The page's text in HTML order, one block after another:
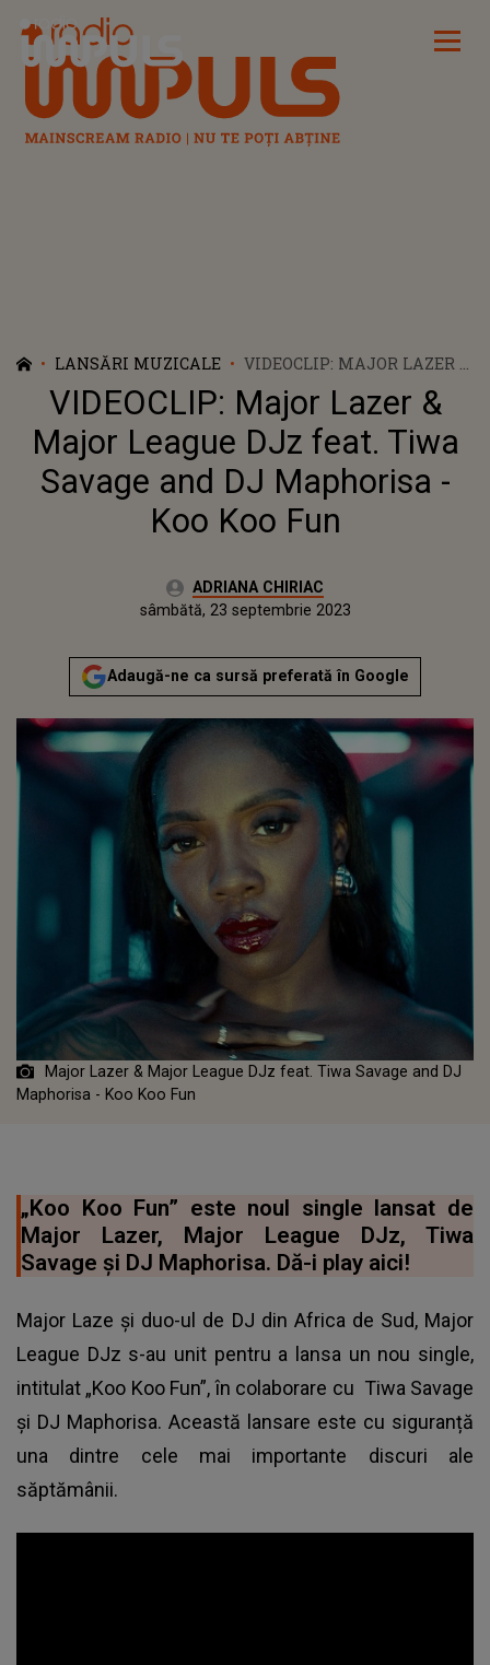
Radio Impuls
LANSĂRI MUZICALE
VIDEOCLIP: MAJOR LAZER &
MAJOR LEAGUE DJZ FEAT.
TIWA SAVAGE AND DJ
MAPHORISA - KOO KOO FUN
VIDEOCLIP: Major Lazer &
Major League DJz feat. Tiwa
Savage and DJ Maphorisa -
Koo Koo Fun
Autor:ADRIANA CHIRIAC
vineri, 23 septembrie 2022
Actualizat:
sâmbătă, 23 septembrie 2023
Adaugă-ne ca sursă preferată în Google
Major Lazer & Major League DJz feat. Tiwa Savage and DJ
Maphorisa - Koo Koo Fun
„Koo Koo Fun” este noul single lansat de
Major Lazer, Major League DJz, Tiwa
Savage și DJ Maphorisa. Dă-i play aici!
Major Laze și duo-ul de DJ din Africa de Sud, Major
League DJz s-au unit pentru a lansa un nou single,
intitulat „Koo Koo Fun”, în colaborare cu Tiwa Savage
și DJ Maphorisa. Această lansare este cu siguranță
una dintre cele mai importante discuri ale
săptămânii.